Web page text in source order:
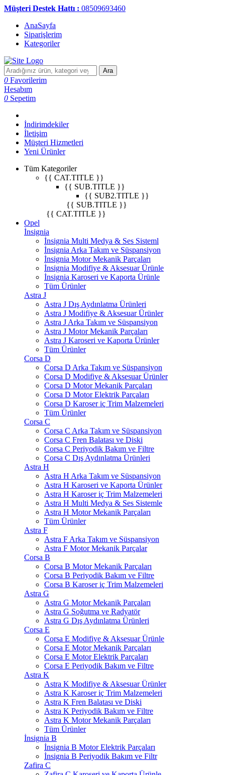
Müşteri Destek Hattı : 08509693460
AnaSayfa
Siparişlerim
Kategoriler
Ara
0 Favorilerim
Hesabım
0 Sepetim
İndirimdekiler
İletişim
Müşteri Hizmetleri
Yeni Ürünler
Tüm Kategoriler
{{ CAT.TITLE }}
{{ SUB.TITLE }}
{{ SUB2.TITLE }}
{{ SUB.TITLE }}
{{ CAT.TITLE }}
Opel
İnsignia
İnsignia Multi Medya & Ses Sisteml
İnsignia Arka Takım ve Süspansiyon
İnsignia Motor Mekanik Parçaları
İnsignia Modifiye & Aksesuar Ürünle
İnsignia Karoseri ve Kaporta Ürünle
Tüm Ürünler
Astra J
Astra J Dış Aydınlatma Ürünleri
Astra J Modifiye & Aksesuar Ürünler
Astra J Arka Takım ve Süspansiyon
Astra J Motor Mekanik Parçaları
Astra J Karoseri ve Kaporta Ürünler
Tüm Ürünler
Corsa D
Corsa D Arka Takım ve Süspansiyon
Corsa D Modifiye & Aksesuar Ürünler
Corsa D Motor Mekanik Parçaları
Corsa D Motor Elektrik Parçaları
Corsa D Karoser iç Trim Malzemeleri
Tüm Ürünler
Corsa C
Corsa C Arka Takım ve Süspansiyon
Corsa C Fren Balatası ve Diski
Corsa C Periyodik Bakım ve Filtre
Corsa C Dış Aydınlatma Ürünleri
Astra H
Astra H Arka Takım ve Süspansiyon
Astra H Karoseri ve Kaporta Ürünler
Astra H Karoser iç Trim Malzemeleri
Astra H Multi Medya & Ses Sistemle
Astra H Motor Mekanik Parçaları
Tüm Ürünler
Astra F
Astra F Arka Takım ve Süspansiyon
Astra F Motor Mekanik Parçalar
Corsa B
Corsa B Motor Mekanik Parçaları
Corsa B Periyodik Bakım ve Filtre
Corsa B Karoser iç Trim Malzemeleri
Astra G
Astra G Motor Mekanik Parçaları
Astra G Soğutma ve Radyatör
Astra G Dış Aydınlatma Ürünleri
Corsa E
Corsa E Modifiye & Aksesuar Ürünle
Corsa E Motor Mekanik Parçaları
Corsa E Motor Elektrik Parçaları
Corsa E Periyodik Bakım ve Filtre
Astra K
Astra K Modifiye & Aksesuar Ürünler
Astra K Karoser iç Trim Malzemeleri
Astra K Fren Balatası ve Diski
Astra K Periyodik Bakım ve Filtre
Astra K Motor Mekanik Parçaları
Tüm Ürünler
İnsignia B
İnsignia B Motor Elektrik Parçaları
İnsignia B Periyodik Bakım ve Filtr
Zafira C